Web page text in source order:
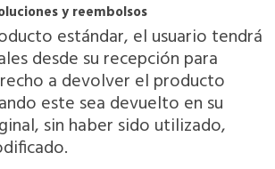
y reembolsos
estándar, el usuario tendrá
desde su recepción para
a devolver el producto
este sea devuelto en su
sin haber sido utilizado,